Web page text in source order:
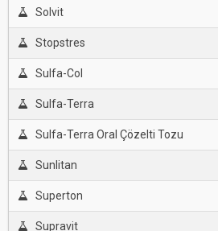
Solvit
Stopstres
Sulfa-Col
Sulfa-Terra
Sulfa-Terra Oral Çözelti Tozu
Sunlitan
Superton
Supravit